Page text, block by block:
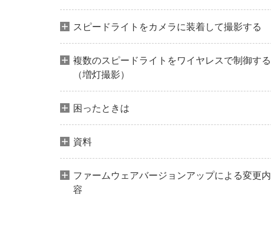
スピードライトをカメラに装着して撮影する
複数のスピードライトをワイヤレスで制御する
（増灯撮影）
困ったときは
資料
ファームウェアバージョンアップによる変更内
容